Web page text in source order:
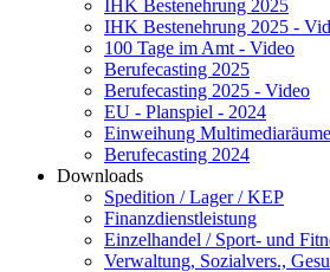
IHK Bestenehrung 2025
IHK Bestenehrung 2025 -
100 Tage im Amt - Video
Berufecasting 2025
Berufecasting 2025 - Video
EU - Planspiel - 2024
Einweihung
Berufecasting 2024
Downloads
Spedition / Lager / KEP
Finanzdienstleistung
Einzelhandel / Sport- und
Verwaltung, Sozialvers.,